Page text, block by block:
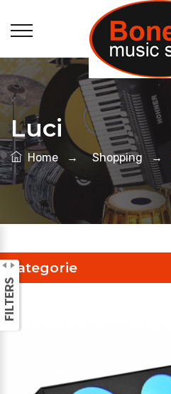
Luci
Home → Shopping →
Categorie